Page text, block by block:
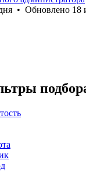
• Обновлено 18